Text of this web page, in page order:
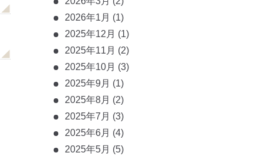
2026年1月 (1)
2025年12月 (1)
2025年11月 (2)
2025年10月 (3)
2025年9月 (1)
2025年8月 (2)
2025年7月 (3)
2025年6月 (4)
2025年5月 (5)